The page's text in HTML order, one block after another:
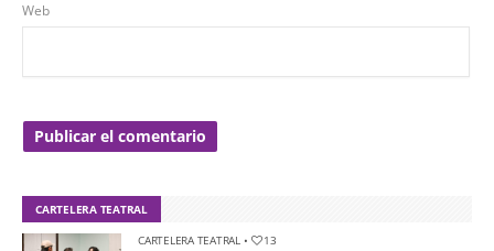
Web
CARTELERA TEATRAL
CARTELERA TEATRAL• 13